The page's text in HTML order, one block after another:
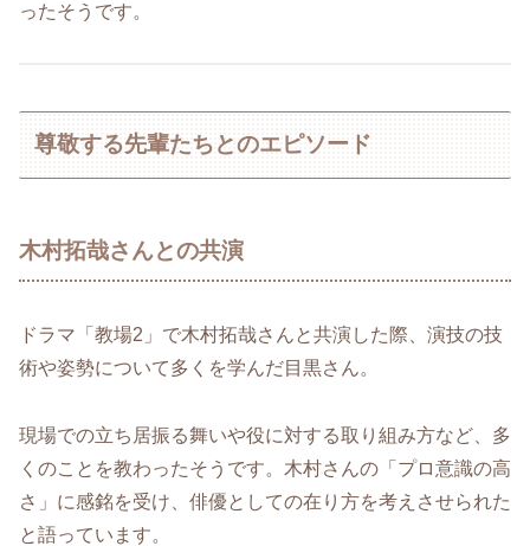
ったそうです。
尊敬する先輩たちとのエピソード
木村拓哉さんとの共演
ドラマ「教場2」で木村拓哉さんと共演した際、演技の技
術や姿勢について多くを学んだ目黒さん。
現場での立ち居振る舞いや役に対する取り組み方など、多
くのことを教わったそうです。木村さんの「プロ意識の高
さ」に感銘を受け、俳優としての在り方を考えさせられた
と語っています。